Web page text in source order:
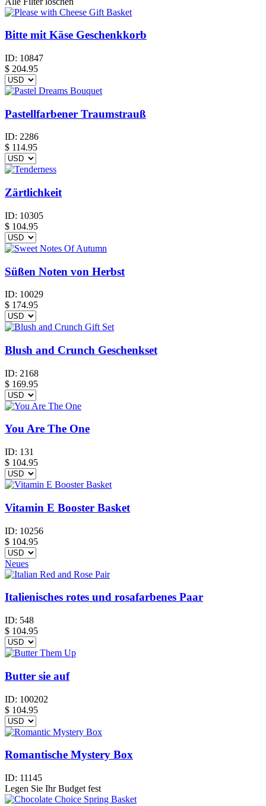
Bitte mit Käse Geschenkkorb
ID: 10847
$ 204.95
Pastellfarbener Traumstrauß
ID: 2286
$ 114.95
Zärtlichkeit
ID: 10305
$ 104.95
Süßen Noten von Herbst
ID: 10029
$ 174.95
Blush and Crunch Geschenkset
ID: 2168
$ 169.95
You Are The One
ID: 131
$ 104.95
Vitamin E Booster Basket
ID: 10256
$ 104.95
Neues
Italienisches rotes und rosafarbenes Paar
ID: 548
$ 104.95
Butter sie auf
ID: 100202
$ 104.95
Romantische Mystery Box
ID: 11145
Legen Sie Ihr Budget fest